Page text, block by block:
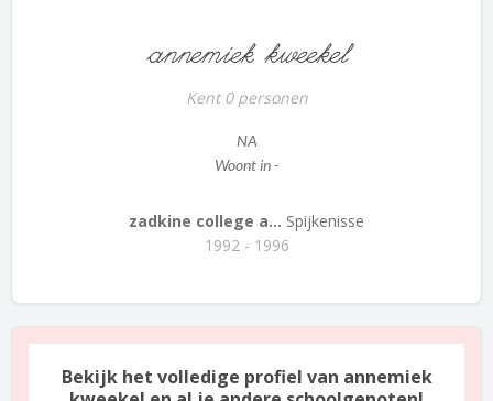
annemiek kweekel
Kent 0 personen
NA
Woont in -
zadkine college a... Spijkenisse
1992 - 1996
Bekijk het volledige profiel van annemiek